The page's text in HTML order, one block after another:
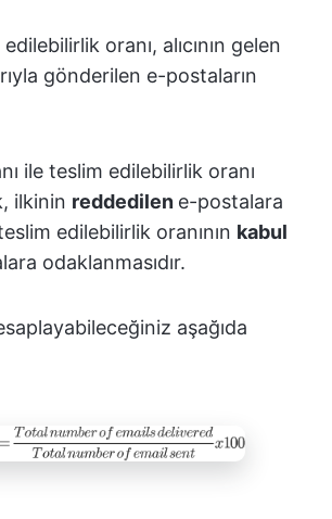
oranı, alıcının gelen
gönderilen e-postaların
ile teslim edilebilirlik oranı
ilkinin reddedilen e-postalara
edilebilirlik oranının kabul
odaklanmasıdır.
aşağıda